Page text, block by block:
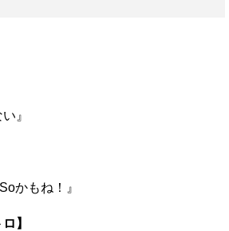
』
かもね！』
】